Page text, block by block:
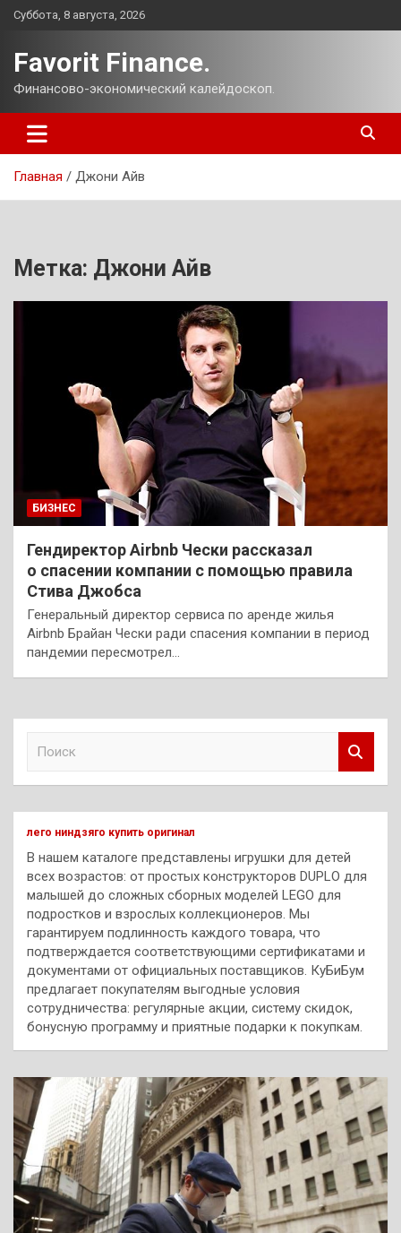
Перейти
Суббота, 8 августа, 2026
Favorit Finance.
Финансово-экономический калейдоскоп.
Главная Джони Айв
Метка: Джони Айв
БИЗНЕС
Гендиректор Airbnb Чески рассказал
о спасении компании с помощью правила
Стива Джобса
Генеральный директор сервиса по аренде жилья
Airbnb Брайан Чески ради спасения компании в период
пандемии пересмотрел…
к
лего ниндзяго купить оригинал
В нашем каталоге представлены игрушки для детей
всех возрастов: от простых конструкторов DUPLO для
малышей до сложных сборных моделей LEGO для
подростков и взрослых коллекционеров. Мы
гарантируем подлинность каждого товара, что
подтверждается соответствующими сертификатами и
документами от официальных поставщиков. КуБиБум
предлагает покупателям выгодные условия
сотрудничества: регулярные акции, систему скидок,
бонусную программу и приятные подарки к покупкам.